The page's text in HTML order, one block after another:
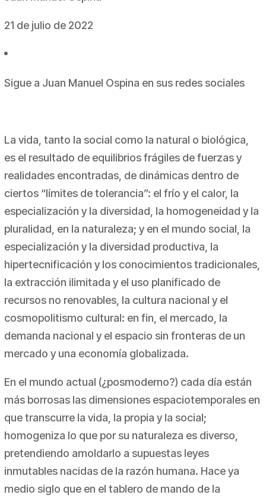
21 de julio de 2022
Sigue a Juan Manuel Ospina en sus redes sociales
La vida, tanto la social como la natural o biológica,
es el resultado de equilibrios frágiles de fuerzas y
realidades encontradas, de dinámicas dentro de
ciertos “límites de tolerancia”: el frío y el calor, la
especialización y la diversidad, la homogeneidad y la
pluralidad, en la naturaleza; y en el mundo social, la
especialización y la diversidad productiva, la
hipertecnificación y los conocimientos tradicionales,
la extracción ilimitada y el uso planificado de
recursos no renovables, la cultura nacional y el
cosmopolitismo cultural: en fin, el mercado, la
demanda nacional y el espacio sin fronteras de un
mercado y una economía globalizada.
En el mundo actual (¿posmoderno?) cada día están
más borrosas las dimensiones espaciotemporales en
que transcurre la vida, la propia y la social;
homogeniza lo que por su naturaleza es diverso,
pretendiendo amoldarlo a supuestas leyes
inmutables nacidas de la razón humana. Hace ya
medio siglo que en el tablero de mando de la